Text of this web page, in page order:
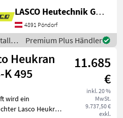
mit
Eigenschaften: -
linkssaugende
LASCO Heutechnik GmbH
4891 Pöndorf
Premium Plus Händler
Heukran
K 495
11.685
€
inkl. 20 %
MwSt.
9.737,50 €
exkl.
wird ein
Lasco Heukran